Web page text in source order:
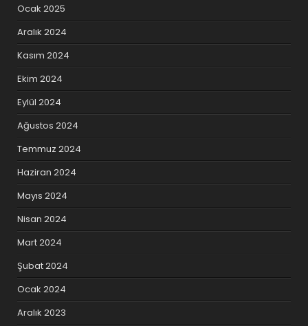
Ocak 2025
Aralık 2024
Kasım 2024
Ekim 2024
Eylül 2024
Ağustos 2024
Temmuz 2024
Haziran 2024
Mayıs 2024
Nisan 2024
Mart 2024
Şubat 2024
Ocak 2024
Aralık 2023